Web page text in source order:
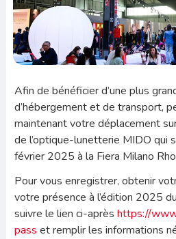
Afin de bénéficier d’une plus
d’hébergement et de transport,
maintenant votre déplacement
de l’optique-lunetterie MIDO qui
février 2025 à la Fiera Milano
Pour vous enregistrer, obtenir
votre présence à l’édition 2025
suivre le lien ci-après https://
pass et remplir les informations